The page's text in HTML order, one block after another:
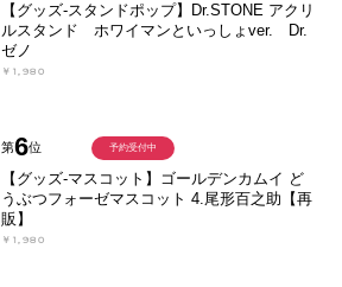
【グッズ-スタンドポップ】Dr.STONE アクリ
ルスタンド ホワイマンといっしょver. Dr.
ゼノ
￥1,980
第6位
【グッズ-マスコット】ゴールデンカムイ ど
うぶつフォーゼマスコット 4.尾形百之助【再
販】
￥1,980
予約受付中